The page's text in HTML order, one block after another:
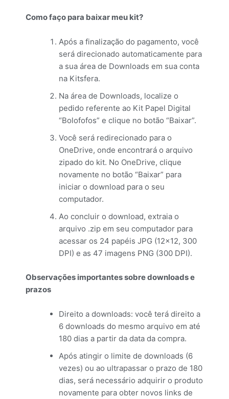
Como faço para baixar meu kit?
Após a finalização do pagamento, você
será direcionado automaticamente para
a sua área de Downloads em sua conta
na Kitsfera.
Na área de Downloads, localize o
pedido referente ao Kit Papel Digital
“Bolofofos” e clique no botão “Baixar”.
Você será redirecionado para o
OneDrive, onde encontrará o arquivo
zipado do kit. No OneDrive, clique
novamente no botão “Baixar” para
iniciar o download para o seu
computador.
Ao concluir o download, extraia o
arquivo .zip em seu computador para
acessar os 24 papéis JPG (12×12, 300
DPI) e as 47 imagens PNG (300 DPI).
Observações importantes sobre downloads e
prazos
Direito a downloads: você terá direito a
6 downloads do mesmo arquivo em até
180 dias a partir da data da compra.
Após atingir o limite de downloads (6
vezes) ou ao ultrapassar o prazo de 180
dias, será necessário adquirir o produto
novamente para obter novos links de